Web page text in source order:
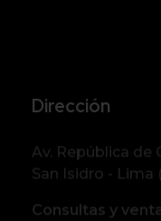
Dirección
Av. República de
San Isidro - Lima
Consultas y